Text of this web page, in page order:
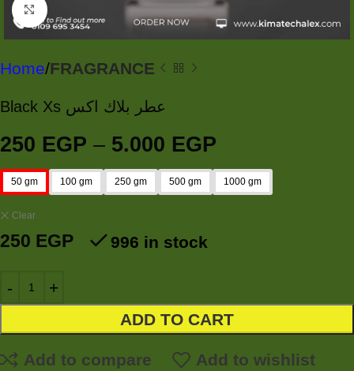
Click to enlarge
Home FRAGRANCE
Black Xs عطر بلاك اكس
250 EGP – 5.000 EGP
50 gm 100 gm 250 gm 500 gm 1000 gm
Clear
250 EGP 996 in stock
ADD TO CART
Add to compare Add to wishlist